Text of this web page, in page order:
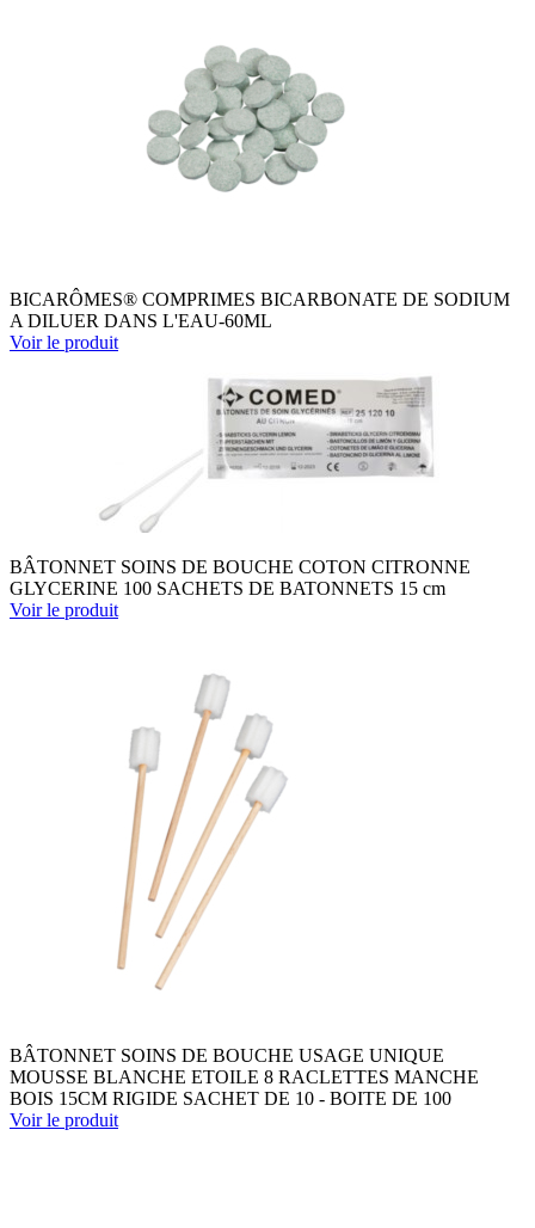
BICARÔMES® COMPRIMES BICARBONATE DE SODIUM
A DILUER DANS L'EAU-60ML
Voir le produit
BÂTONNET SOINS DE BOUCHE COTON CITRONNE
GLYCERINE 100 SACHETS DE BATONNETS 15 cm
Voir le produit
BÂTONNET SOINS DE BOUCHE USAGE UNIQUE
MOUSSE BLANCHE ETOILE 8 RACLETTES MANCHE
BOIS 15CM RIGIDE SACHET DE 10 - BOITE DE 100
Voir le produit